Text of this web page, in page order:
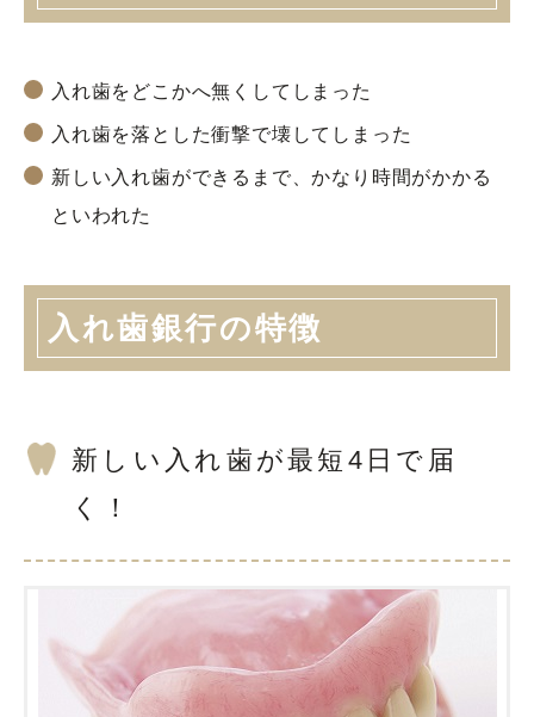
入れ歯をどこかへ無くしてしまった
入れ歯を落とした衝撃で壊してしまった
新しい入れ歯ができるまで、かなり時間がかかる
といわれた
入れ歯銀行の特徴
新しい入れ歯が最短4日で届
く！